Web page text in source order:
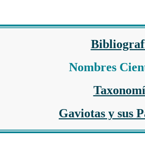
Nombres
Gaviotas y sus